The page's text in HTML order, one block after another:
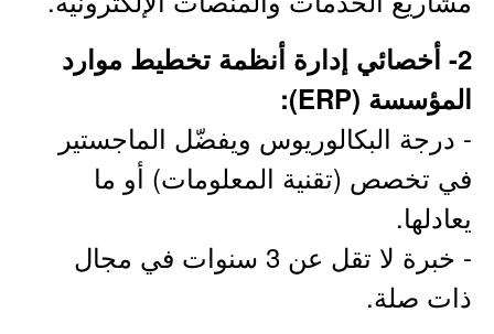
2- أخصائي إدارة أنظمة تخطيط موارد
المؤسسة (ERP):
- درجة البكالوريوس ويفضّل الماجستير
في تخصص (تقنية المعلومات) أو ما
يعادلها.
- خبرة لا تقل عن 3 سنوات في مجال
ذات صلة.